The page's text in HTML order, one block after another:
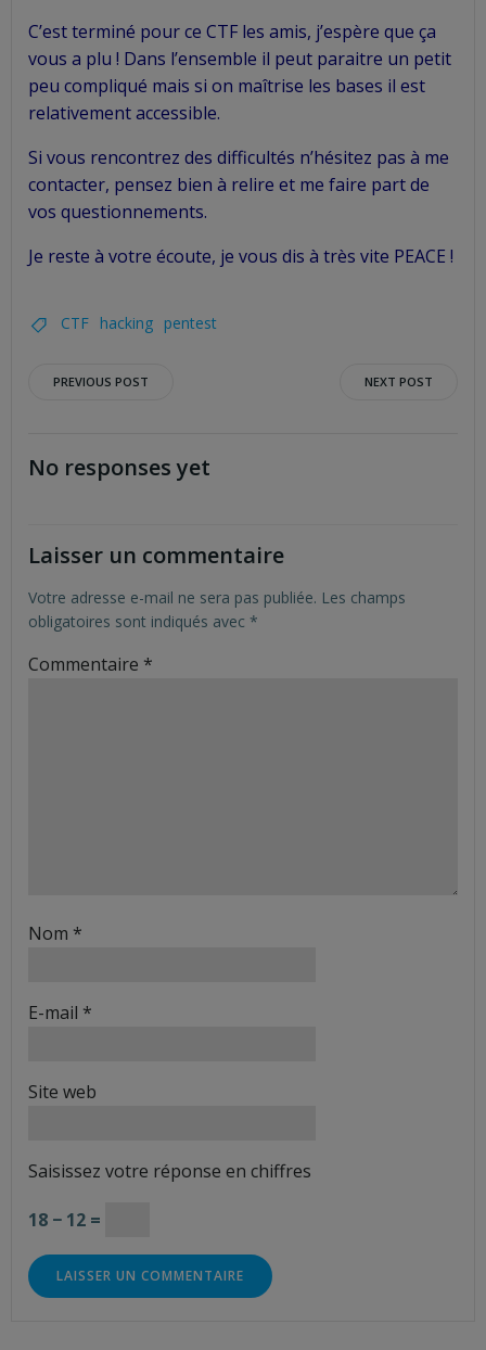
C’est terminé pour ce CTF les amis, j’espère que ça
vous a plu ! Dans l’ensemble il peut paraitre un petit
peu compliqué mais si on maîtrise les bases il est
relativement accessible.
Si vous rencontrez des difficultés n’hésitez pas à me
contacter, pensez bien à relire et me faire part de
vos questionnements.
Je reste à votre écoute, je vous dis à très vite PEACE !
CTF hacking pentest
Post
PREVIOUS POST NEXT POST
No responses yet
Laisser un commentaire
Votre adresse e-mail ne sera pas publiée. Les champs
obligatoires sont indiqués avec *
Commentaire *
Nom *
E-mail *
Site web
Saisissez votre réponse en chiffres
18 − 12 =